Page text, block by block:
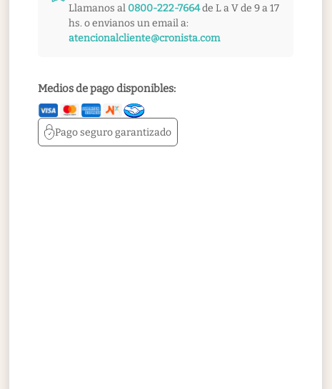
Llamanos al 0800-222-7664de L a V de 9 a 17
hs. o envianos un email a:
atencionalcliente@cronista.com
Medios de pago disponibles:
Pago segurogarantizado